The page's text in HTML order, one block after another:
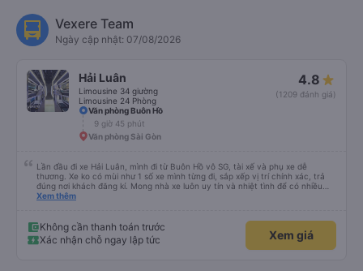
Vexere Team
Ngày cập nhật: 07/08/2026
Hải Luân
Limousine 34 giường
Limousine 24 Phòng
4.8
(1209 đánh giá)
Văn phòng Buôn Hồ
9 giờ 45 phút
Văn phòng Sài Gòn
Lần đầu đi xe Hải Luân, mình đi từ Buôn Hồ vô SG, tài xế và phụ xe dễ
thương. Xe ko có mùi như 1 số xe mình từng đi, sắp xếp vị trí chính xác, trả
đúng nơi khách đăng kí. Mong nhà xe luôn uy tín và nhiệt tình để có nhiều
khách hàng hơn nữa
Xem thêm
Không cần thanh toán trước
Xác nhận chỗ ngay lập tức
Xem giá